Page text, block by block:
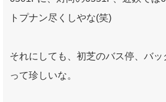
トプナン尽くしやな(笑)
それにしても、初芝のバス停、バ
って珍しいな。